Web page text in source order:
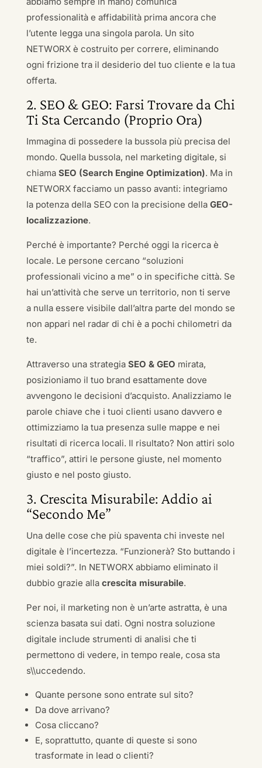
professionalità e affidabilità prima ancora che
l’utente legga una singola parola. Un sito
NETWORX è costruito per correre, eliminando
ogni frizione tra il desiderio del tuo cliente e la tua
offerta.
2. SEO & GEO: Farsi Trovare da Chi
Ti Sta Cercando (Proprio Ora)
Immagina di possedere la bussola più precisa del
mondo. Quella bussola, nel marketing digitale, si
chiama SEO (Search Engine Optimization). Ma in
NETWORX facciamo un passo avanti: integriamo
la potenza della SEO con la precisione della GEO-
localizzazione.
Perché è importante? Perché oggi la ricerca è
locale. Le persone cercano “soluzioni
professionali vicino a me” o in specifiche città. Se
hai un’attività che serve un territorio, non ti serve
a nulla essere visibile dall’altra parte del mondo se
non appari nel radar di chi è a pochi chilometri da
te.
Attraverso una strategia SEO & GEO mirata,
posizioniamo il tuo brand esattamente dove
avvengono le decisioni d’acquisto. Analizziamo le
parole chiave che i tuoi clienti usano davvero e
ottimizziamo la tua presenza sulle mappe e nei
risultati di ricerca locali. Il risultato? Non attiri solo
“traffico”, attiri le persone giuste, nel momento
giusto e nel posto giusto.
3. Crescita Misurabile: Addio ai
“Secondo Me”
Una delle cose che più spaventa chi investe nel
digitale è l’incertezza. “Funzionerà? Sto buttando i
miei soldi?”. In NETWORX abbiamo eliminato il
dubbio grazie alla crescita misurabile.
Per noi, il marketing non è un’arte astratta, è una
scienza basata sui dati. Ogni nostra soluzione
digitale include strumenti di analisi che ti
permettono di vedere, in tempo reale, cosa sta
s\\uccedendo.
Quante persone sono entrate sul sito?
Da dove arrivano?
Cosa cliccano?
E, soprattutto, quante di queste si sono
trasformate in lead o clienti?